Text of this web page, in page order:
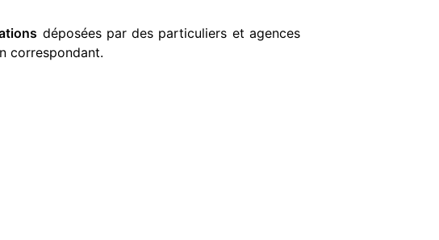
déposées par des particuliers et agences
correspondant.